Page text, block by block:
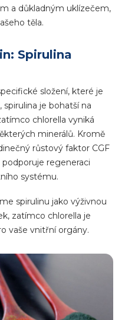
a důkladným uklízečem,
těla.
Spirulina
složení, které je
je bohatší na
chlorella vyniká
minerálů. Kromě
růstový faktor CGF
regeneraci
systému.
spirulinu jako výživnou
zatímco chlorella je
vaše vnitřní orgány.